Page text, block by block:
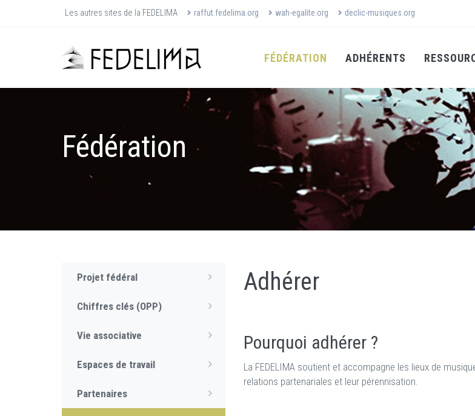
Les autres sites de la FEDELIMA raffut.fedelima.org wah-egalite.org declic-musiques.org
FÉDÉRATION ADHÉRENTS
Fédération
Projet fédéral
Chiffres clés (OPP)
Vie associative
Espaces de travail
Partenaires
Adhérer
Pourquoi adhérer ?
La FEDELIMA soutient et accompagne les lieux de
relations partenariales et leur pérennisation.